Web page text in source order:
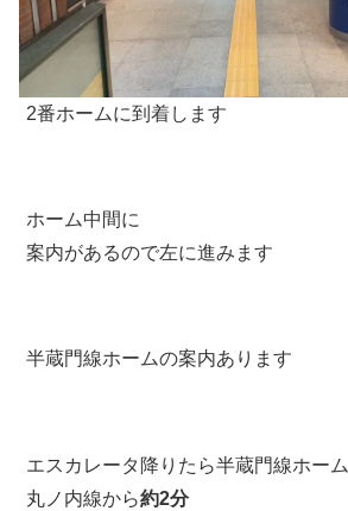
2番ホームに到着します
ホーム中間に
案内があるので左に進みます
半蔵門線ホームの案内あります
エスカレータ降りたら半蔵門線ホーム
丸ノ内線から約2分